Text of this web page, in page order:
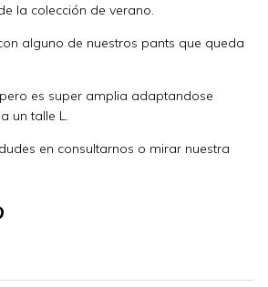
la colección de verano.
alguno de nuestros pants que queda
es super amplia adaptandose
un talle L.
en consultarnos o mirar nuestra